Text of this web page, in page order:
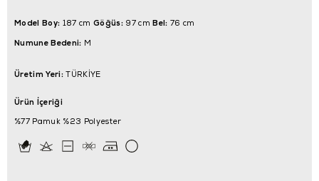
Model Boy: 187 cm Göğüs:97 cmBel: 76 cm
Numune Bedeni: M
Üretim Yeri:TÜRKİYE
Ürün İçeriği
%77 Pamuk %23 Polyester